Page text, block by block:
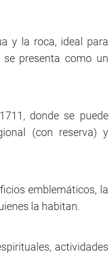
y la roca, ideal para
presenta como un
donde se puede
(con reserva) y
emblemáticos, la
la habitan.
actividades